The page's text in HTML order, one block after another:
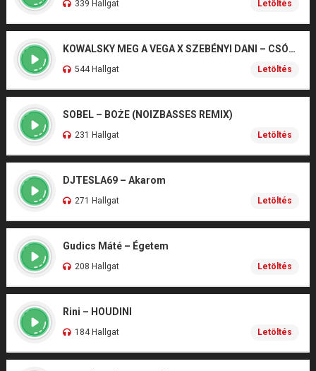
339 Hallgat Letöltés
KOWALSKY MEG A VEGA X SZEBÉNYI DANI – CSÓNAK
544 Hallgat Letöltés
SOBEL – BOŻE (NOIZBASSES REMIX)
231 Hallgat Letöltés
DJTESLA69 – Akarom
271 Hallgat Letöltés
Gudics Máté – Égetem
208 Hallgat Letöltés
Rini – HOUDINI
184 Hallgat Letöltés